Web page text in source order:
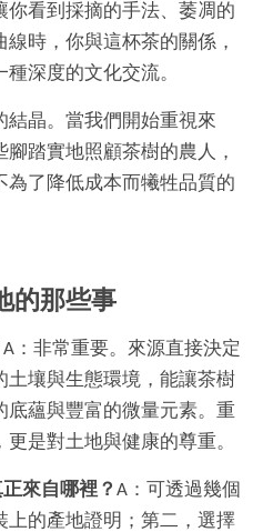
你看到採摘的手法、萎凋的
時，你與這杯茶的關係，
深度的文化交流。
結晶。當我們開始重視來
踏實地照顧茶樹的農人，
為了降低成本而犧牲品質的
的那些事
A：非常重要。來源直接決定
土壤與生態環境，能讓茶樹
底蘊與豐富的微量元素。重
是對土地與健康的尊重。
來自哪裡？ A：可透過幾個
上的產地證明；第二，選擇